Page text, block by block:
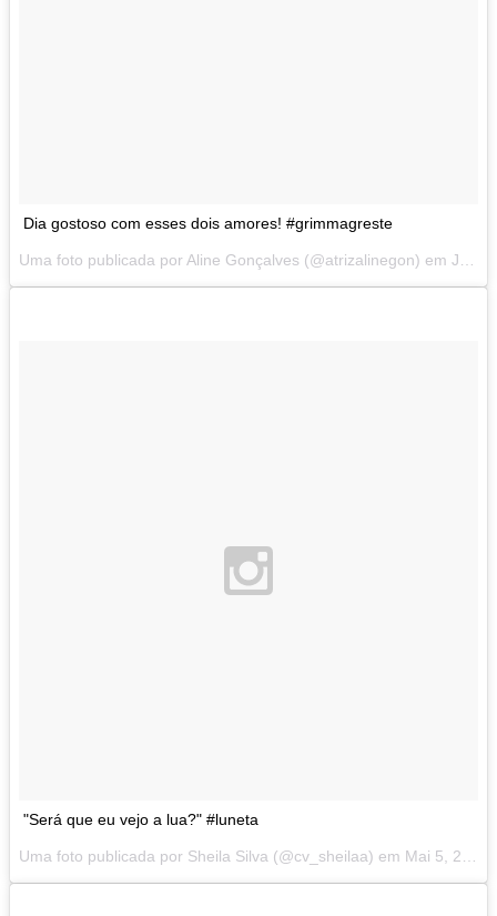
Dia gostoso com esses dois amores! #grimmagreste
Uma foto publicada por Aline Gonçalves (@atrizalinegon) em Jul 7, 2014 at 6:33 PDT
"Será que eu vejo a lua?" #luneta
Uma foto publicada por Sheila Silva (@cv_sheilaa) em Mai 5, 2014 at 6:14 PDT